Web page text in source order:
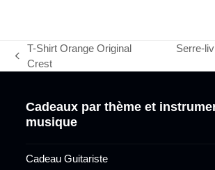
previous
T-Shirt Orange Original
Crest
Serre-
Cadeaux par thème et
musique
Cadeau Guitariste